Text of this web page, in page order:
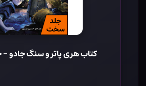
کتاب هری پاتر و سنگ